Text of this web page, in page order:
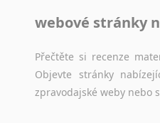
webové stránky
Přečtěte si recenze
Objevte stránky
zpravodajské weby nebo